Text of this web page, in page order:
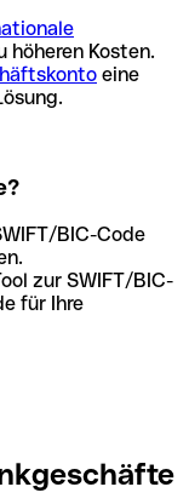
höheren Kosten.
eine
BIC-Code
zur SWIFT/BIC-
für Ihre